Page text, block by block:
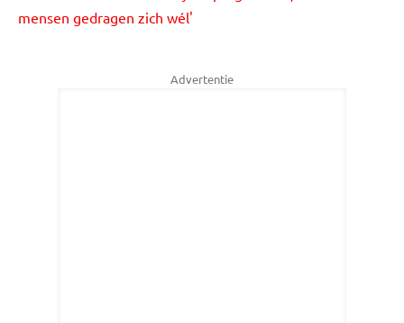
mensen gedragen zich wél'
Advertentie